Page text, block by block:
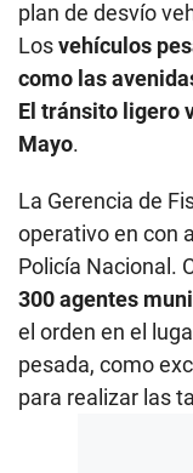
plan de desvío
Losvehículos
como las
El tránsito ligero
Mayo.
La Gerencia de
operativo en con
Policía Nacional.
300 agentes
el orden en el
pesada, como
para realizar las